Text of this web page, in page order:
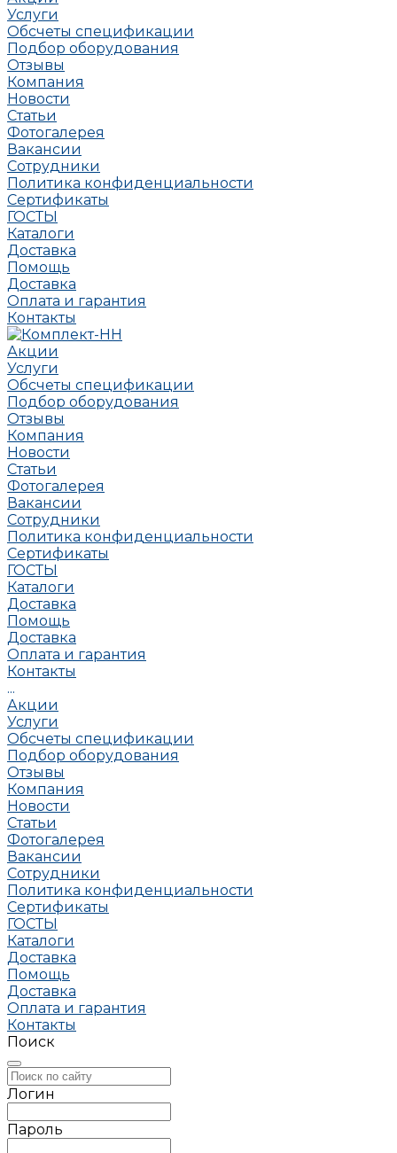
Услуги
Обсчеты спецификации
Подбор оборудования
Отзывы
Компания
Новости
Статьи
Фотогалерея
Вакансии
Сотрудники
Политика конфиденциальности
Сертификаты
ГОСТЫ
Каталоги
Доставка
Помощь
Доставка
Оплата и гарантия
Контакты
Акции
Услуги
Обсчеты спецификации
Подбор оборудования
Отзывы
Компания
Новости
Статьи
Фотогалерея
Вакансии
Сотрудники
Политика конфиденциальности
Сертификаты
ГОСТЫ
Каталоги
Доставка
Помощь
Доставка
Оплата и гарантия
Контакты
...
Акции
Услуги
Обсчеты спецификации
Подбор оборудования
Отзывы
Компания
Новости
Статьи
Фотогалерея
Вакансии
Сотрудники
Политика конфиденциальности
Сертификаты
ГОСТЫ
Каталоги
Доставка
Помощь
Доставка
Оплата и гарантия
Контакты
Поиск
Логин
Пароль